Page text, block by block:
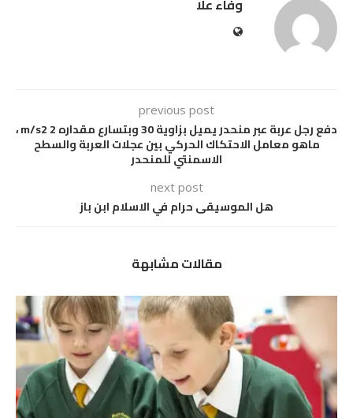
previous post
دفع رجل عربة عبر منحدر يميل بزاوية 30 وبتسارع مقداره 2 m/s2 ،
ماهو معامل الاحتكاك الحركي بين عجلات العربة والسطح
الاسمنتي للمنحدر
next post
هل الموسيقى حرام في الاسلام ابن باز
مقالات مشابهة